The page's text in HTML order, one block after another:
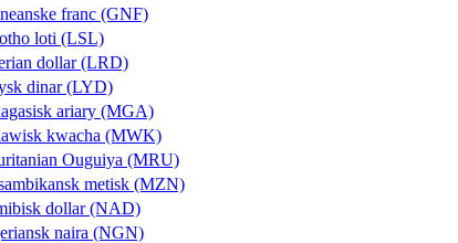
franc (GNF)
loti (LSL)
dollar (LRD)
dinar (LYD)
ariary (MGA)
kwacha (MWK)
Ouguiya (MRU)
metisk (MZN)
dollar (NAD)
naira (NGN)